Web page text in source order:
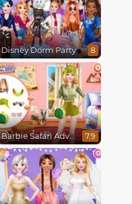
Disney Dorm Party 8
Barbie Safari Adventure 7.9